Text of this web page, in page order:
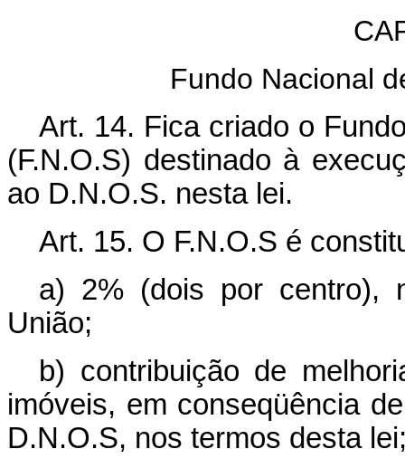
Fundo Nacional
Art. 14. Fica criado o
(F.N.O.S) destinado à
ao D.N.O.S. nesta lei.
Art. 15. O F.N.O.S é
a) 2% (dois por centro),
União;
b) contribuição de
imóveis, em conseqüência
D.N.O.S, nos termos desta